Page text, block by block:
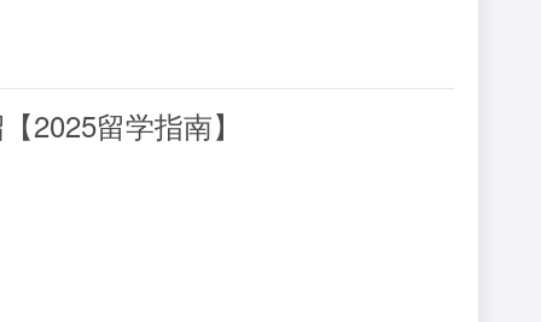
2025留学指南】